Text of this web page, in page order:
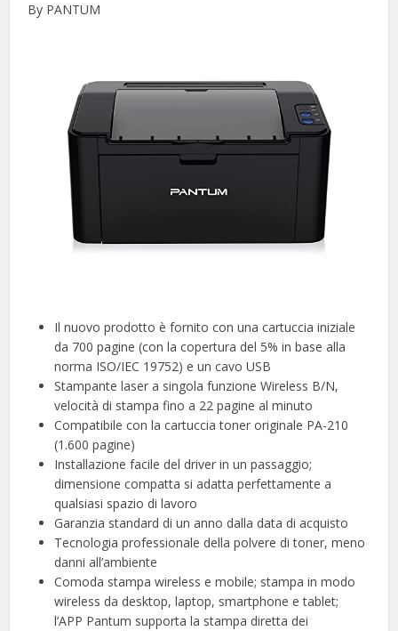
By PANTUM
Il nuovo prodotto è fornito con una cartuccia iniziale
da 700 pagine (con la copertura del 5% in base alla
norma ISO/IEC 19752) e un cavo USB
Stampante laser a singola funzione Wireless B/N,
velocità di stampa fino a 22 pagine al minuto
Compatibile con la cartuccia toner originale PA-210
(1.600 pagine)
Installazione facile del driver in un passaggio;
dimensione compatta si adatta perfettamente a
qualsiasi spazio di lavoro
Garanzia standard di un anno dalla data di acquisto
Tecnologia professionale della polvere di toner, meno
danni all’ambiente
Comoda stampa wireless e mobile; stampa in modo
wireless da desktop, laptop, smartphone e tablet;
l’APP Pantum supporta la stampa diretta dei